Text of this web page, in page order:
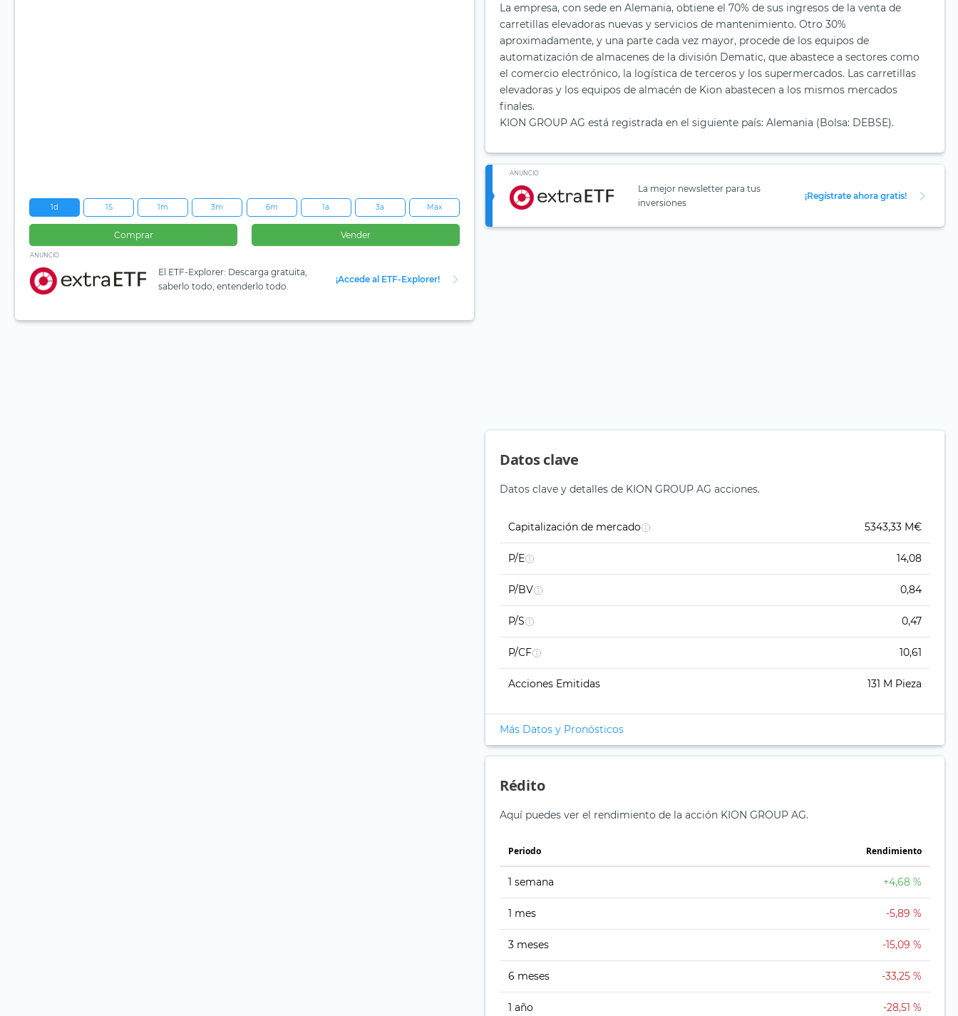
1d 1S 1m 3m 6m 1a 3a Max
Comprar Vender
ANUNCIO
El ETF-Explorer: Descarga gratuita,
saberlo todo, entenderlo todo.
¡Accede al ETF-Explorer!
La empresa, con sede en Alemania, obtiene el 70% de sus ingresos de la venta de
carretillas elevadoras nuevas y servicios de mantenimiento. Otro 30%
aproximadamente, y una parte cada vez mayor, procede de los equipos de
automatización de almacenes de la división Dematic, que abastece a sectores como
el comercio electrónico, la logística de terceros y los supermercados. Las carretillas
elevadoras y los equipos de almacén de Kion abastecen a los mismos mercados
finales.
KION GROUP AG está registrada en el siguiente país: Alemania (Bolsa: DEBSE).
ANUNCIO
La mejor newsletter para tus
inversiones
¡Regístrate ahora gratis!
Datos clave
Datos clave y detalles de KION GROUP AG acciones.
Capitalización de mercado 5343,33 M€
P/E 14,08
P/BV 0,84
P/S 0,47
P/CF 10,61
Acciones Emitidas 131 M Pieza
Más Datos y Pronósticos
Rédito
Aquí puedes ver el rendimiento de la acción KION GROUP AG.
Periodo Rendimiento
1 semana +4,68 %
1 mes -5,89 %
3 meses -15,09 %
6 meses -33,25 %
1 año -28,51 %